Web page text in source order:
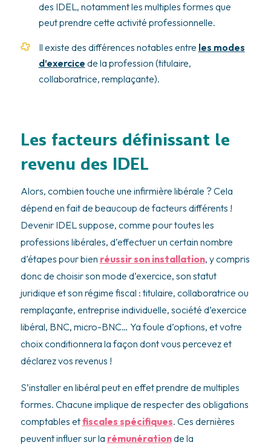
des IDEL, notamment les multiples formes que
peut prendre cette activité professionnelle.
Il existe des différences notables entre les modes
d’exercice de la profession (titulaire,
collaboratrice, remplaçante).
Les facteurs définissant le
revenu des IDEL
Alors, combien touche une infirmière libérale ? Cela
dépend en fait de beaucoup de facteurs différents !
Devenir IDEL suppose, comme pour toutes les
professions libérales, d’effectuer un certain nombre
d’étapes pour bien réussir son installation, y compris
donc de choisir son mode d’exercice, son statut
juridique et son régime fiscal : titulaire, collaboratrice ou
remplaçante, entreprise individuelle, société d’exercice
libéral, BNC, micro-BNC… Ya foule d’options, et votre
choix conditionnera la façon dont vous percevez et
déclarez vos revenus !
S’installer en libéral peut en effet prendre de multiples
formes. Chacune implique de respecter des obligations
comptables etfiscales spécifiques. Ces dernières
peuvent influer sur la rémunérationde la